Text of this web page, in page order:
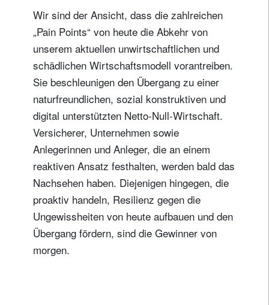
Wir sind der Ansicht, dass die zahlreichen
„Pain Points“ von heute die Abkehr von
unserem aktuellen unwirtschaftlichen und
schädlichen Wirtschaftsmodell vorantreiben.
Sie beschleunigen den Übergang zu einer
naturfreundlichen, sozial konstruktiven und
digital unterstützten Netto-Null-Wirtschaft.
Versicherer, Unternehmen sowie
Anlegerinnen und Anleger, die an einem
reaktiven Ansatz festhalten, werden bald das
Nachsehen haben. Diejenigen hingegen, die
proaktiv handeln, Resilienz gegen die
Ungewissheiten von heute aufbauen und den
Übergang fördern, sind die Gewinner von
morgen.